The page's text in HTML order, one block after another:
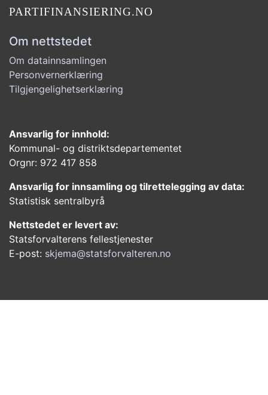
PARTIFINANSIERING.NO
Om nettstedet
Om datainnsamlingen
Personvernerklæring
Tilgjengelighetserklæring
Ansvarlig for innhold:
Kommunal- og distriktsdepartementet
Orgnr: 972 417 858
Ansvarlig for innsamling og tilrettelegging av data:
Statistisk sentralbyrå
Nettstedet er levert av:
Statsforvalterens fellestjenester
E-post: skjema@statsforvalteren.no